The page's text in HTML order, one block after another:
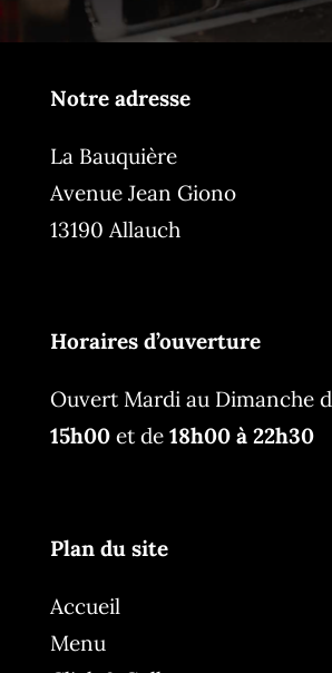
Notre adresse
La Bauquière
Avenue Jean Giono
13190 Allauch
Horaires d’ouverture
Ouvert Mardi au Dimanche
15h00 et de18h00 à 22h30
Plan du site
Accueil
Menu